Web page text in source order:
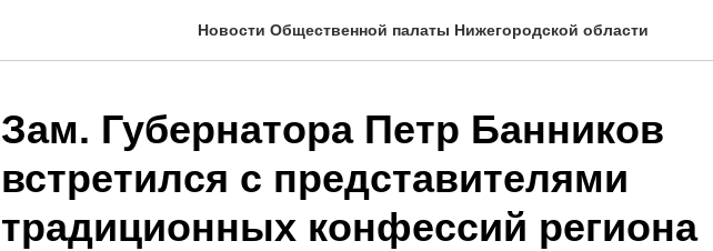
Новости Общественной палаты Нижегородской области
Зам. Губернатора Петр Банников
встретился с представителями
традиционных конфессий региона